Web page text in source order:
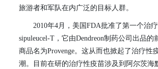
旅游者和军队在内广泛的目标人群。
2010年4月，美国FDA批准了第一个治
sipuleucel-T ，它由Dendreon制药公司出品的
商品名为Provenge。这从而也掀起了治疗性
潮。目前在研的治疗性疫苗涉及到阿尔茨海